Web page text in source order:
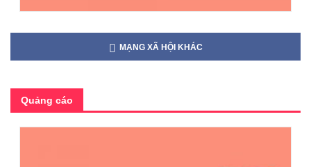
MẠNG XÃ HỘI KHÁC
Quảng cáo